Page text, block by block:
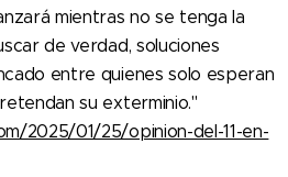
mientras no se tenga la
de verdad, soluciones
entre quienes solo esperan
su exterminio."
2025/01/25/opinion-del-11-en-